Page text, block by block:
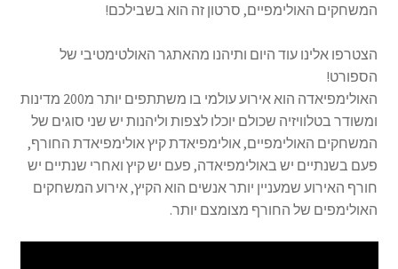
המשחקים האולימפיים, סרטון זה הוא בשבילכם!
הצטרפו אלינו עוד היום ותיהנו מהאתגר האולטימטיבי של
הספורט!
האולימפיאדה הוא אירוע עולמי בו משתתפים יותר מ200 מדינות
ומשודר בטלוויזיה שכולם יוכלו לצפות וליהנות יש שני סוגים של
המשחקים האולימפיים, אולימפיאדת קיץ אולימפיאדת החורף,
פעם בשנתיים יש באולימפיאדה, פעם יש קיץ ואחרי שנתיים יש
חורף האירוע שמעניין יותר אנשים הוא הקיץ, אירוע המשחקים
האולימפים של החורף מצומצם יותר.